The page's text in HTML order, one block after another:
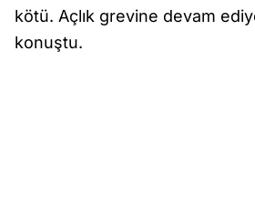
kötü. Açlık grevine devam
konuştu.